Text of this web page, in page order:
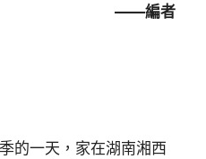
——編者
的一天，家在湖南湘西